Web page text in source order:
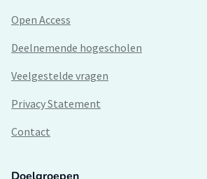
Open Access
Deelnemende hogescholen
Veelgestelde vragen
Privacy Statement
Contact